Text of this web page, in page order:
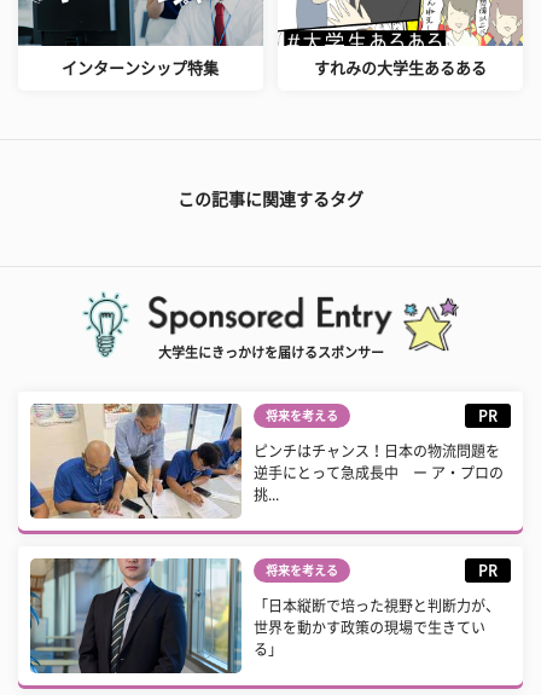
インターンシップ特集 すれみの大学生あるある
この記事に関連するタグ
大学生にきっかけを届けるスポンサー
将来を考える PR
ピンチはチャンス！日本の物流問題を
逆手にとって急成長中 ー ア・プロの
挑...
将来を考える PR
「日本縦断で培った視野と判断力が、
世界を動かす政策の現場で生きてい
る」